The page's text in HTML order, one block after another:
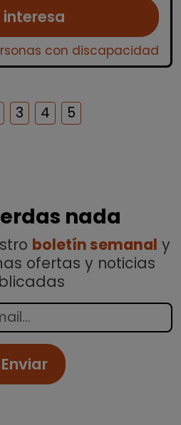
interesa
con discapacidad
3 4 5
nada
boletín semanal y
ofertas y noticias
Enviar